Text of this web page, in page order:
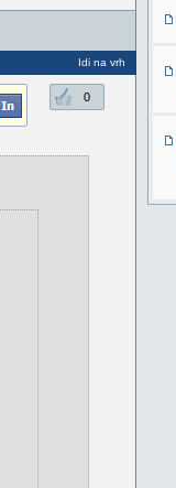
Idi na vrh
0